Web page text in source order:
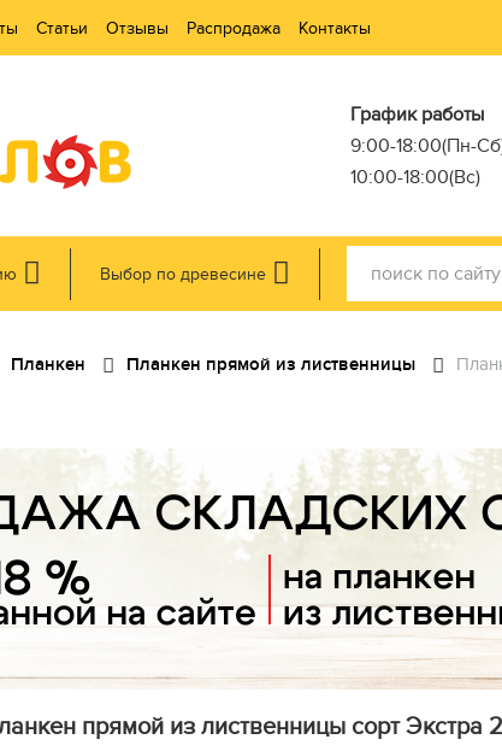
Статьи Отзывы Распродажа Контакты
График работы
9:00-18:00(Пн-
10:00-18:00(Вс)
Выбор по древесине
Планкен Планкен прямой из лиственницы
прямой из лиственницы сорт Экстра